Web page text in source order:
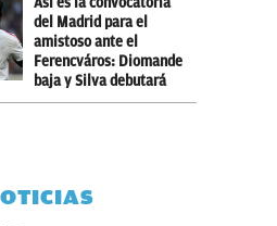
del Madrid para el
amistoso ante el
Ferencváros: Diomande
baja y Silva debutará